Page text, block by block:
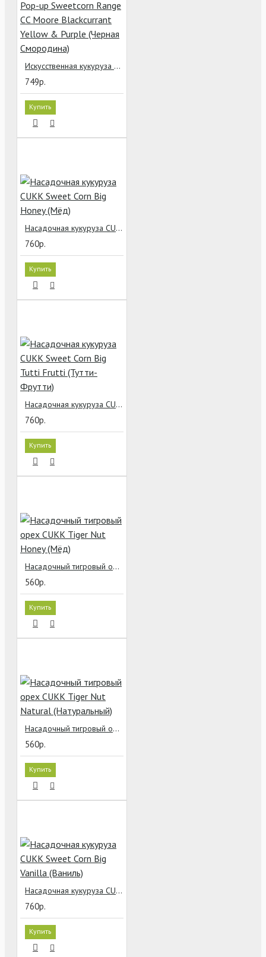
Искусственная кукуруза в ароматизаторе Enterprise Tackle Classic Pop-up Sweetcorn Range CC Moore Blackcurrant Yellow & Purple (Черная Смородина)
749р.
Купить
Насадочная кукуруза CUKK Sweet Corn Big Honey (Мёд)
760р.
Купить
Насадочная кукуруза CUKK Sweet Corn Big Tutti Frutti (Тутти-Фрутти)
760р.
Купить
Насадочный тигровый орех CUKK Tiger Nut Honey (Мёд)
560р.
Купить
Насадочный тигровый орех CUKK Tiger Nut Natural (Натуральный)
560р.
Купить
Насадочная кукуруза CUKK Sweet Corn Big Vanilla (Ваниль)
760р.
Купить